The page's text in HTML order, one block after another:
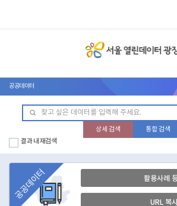
공공데이터
상세 검색
통합 검색
결과 내 재검색
공공데이터 활용사례
URL 복